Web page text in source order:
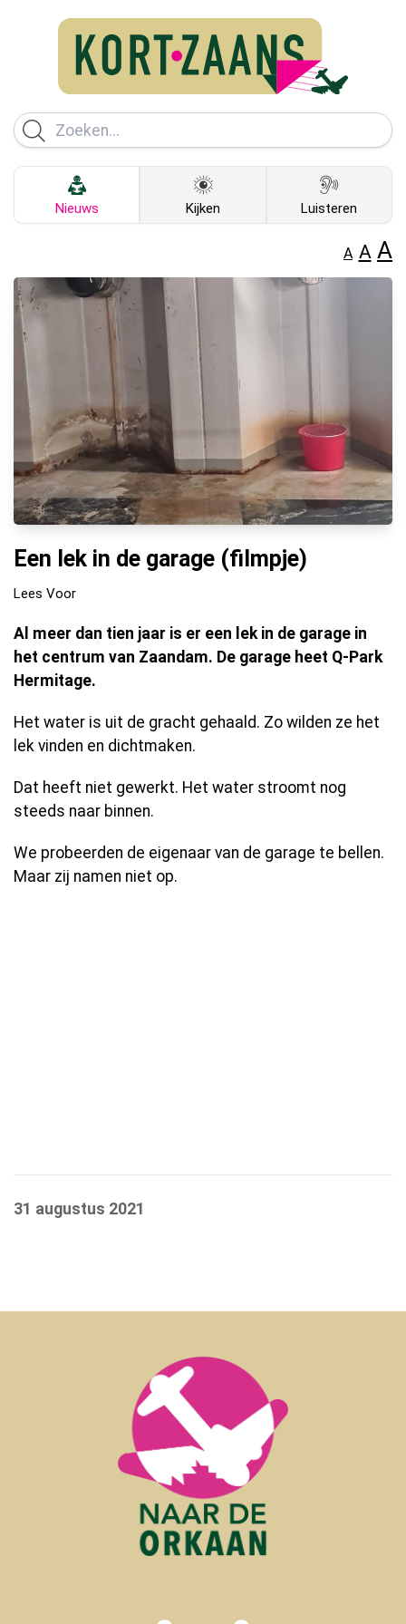
Nieuws Kijken Luisteren
A A A
Een lek in de garage (filmpje)
Lees Voor
Al meer dan tien jaar is er een lek in de garage in
het centrum van Zaandam. De garage heet Q-Park
Hermitage.
Het water is uit de gracht gehaald. Zo wilden ze het
lek vinden en dichtmaken.
Dat heeft niet gewerkt. Het water stroomt nog
steeds naar binnen.
We probeerden de eigenaar van de garage te bellen.
Maar zij namen niet op.
31 augustus 2021